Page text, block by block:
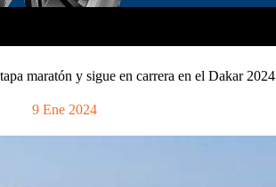
maratón y sigue en carrera en el Dakar 2024
9 Ene 2024